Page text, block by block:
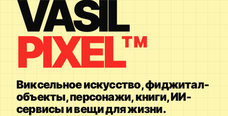
VASIL
PIXEL™
Виксельное искусство, фиджитал-
объекты, персонажи, книги, ИИ-
сервисы и вещи для жизни.